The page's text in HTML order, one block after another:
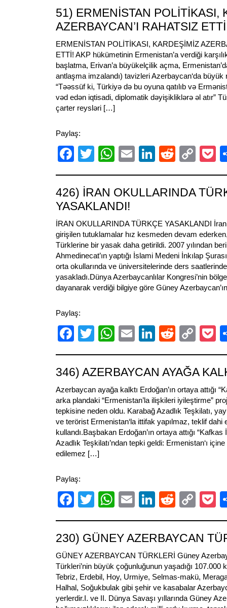
51) ERMENİSTAN POLİTİKASI,
AZERBAYCAN’I RAHATSIZ
ERMENİSTAN POLİTİKASI, KARDEŞİMİZ
ETTİ! AKP hükümetinin Ermenistan’a verdiği
başlatma, Erivan’a büyükelçilik açma,
antlaşma imzalandı) tavizleri Azerbaycan‘da büyük
“Təəssüf ki, Türkiyə də bu oyuna qatılıb və
vəd edən iqtisadi, diplomatik dəyişikliklərə əl atır”
çarter reysləri […]
Paylaş:
Facebook
TwitterWhatsApp
EmailLinkedIn
Reddit
Link
426) İRAN OKULLARINDA
YASAKLANDI!
İRAN OKULLARINDA TÜRKÇE YASAKLANDI
girişilen tutuklamalar hız kesmeden devam
Türklerine bir yasak daha getirildi. 2007 yılından
Ahmedinecat’ın yaptığı İslami Medeni İnkılap
orta okullarında ve üniversitelerinde ders
yasakladı.Dünya Azerbaycanlılar Kongresi’nin
dayanarak verdiği bilgiye göre Güney
Paylaş:
Facebook
TwitterWhatsApp
EmailLinkedIn
Reddit
Link
346) AZERBAYCAN AYAĞA
Azerbaycan ayağa kalktı Erdoğan’ın ortaya attığı
arka plandaki “Ermenistan’la ilişkileri iyileştirme”
tepkisine neden oldu. Karabağ Azadlık Teşkilatı,
ve terörist Ermenistan‘la ittifak yapılmaz, teklif dahi
kullandı.Başbakan Erdoğan’ın ortaya attığı
Azadlık Teşkilatı’ndan tepki geldi: Ermenistan‘ı
edilemez […]
Paylaş:
Facebook
TwitterWhatsApp
EmailLinkedIn
Reddit
Link
230) GÜNEY AZERBAYCAN
GÜNEY AZERBAYCAN TÜRKLERİ Güney
Türkleri’nin büyük çoğunluğunun yaşadığı 107.000
Tebriz, Erdebil, Hoy, Urmiye, Selmas-makü,
Halhal, Soğukbulak gibi şehir ve kasabalar
yerlerdir.I. ve II. Dünya Savaşı yıllarında Güney